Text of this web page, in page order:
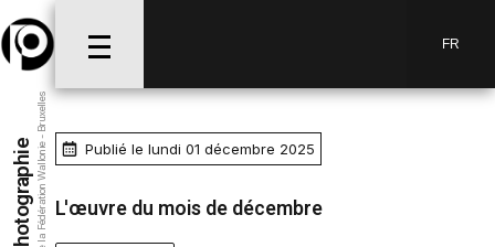
FR
Publié le lundi 01 décembre 2025
L'œuvre du mois de décembre